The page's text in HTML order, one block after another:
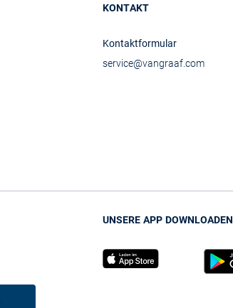
KONTAKT
Kontaktformular
service@vangraaf.com
UNSERE APP DOWNLOADEN